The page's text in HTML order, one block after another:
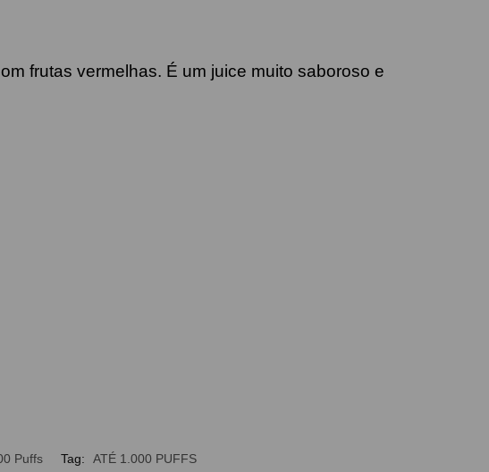
frutas vermelhas. É um juice muito saboroso e
Puffs Tag: ATÉ 1.000 PUFFS